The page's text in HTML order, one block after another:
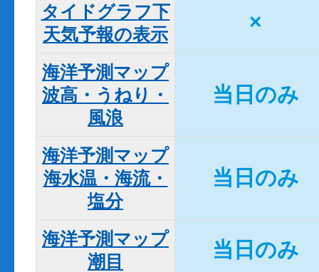
タイドグラフ下
天気予報の表示
×
海洋予測マップ
波高・うねり・
風浪
当日のみ
海洋予測マップ
海水温・海流・
塩分
当日のみ
海洋予測マップ
潮目
当日のみ